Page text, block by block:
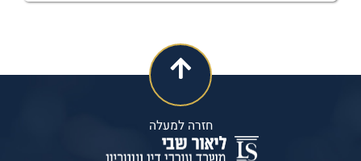
חזרה למעלה